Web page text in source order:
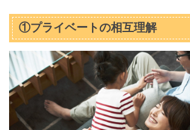
①プライベートの相互理解